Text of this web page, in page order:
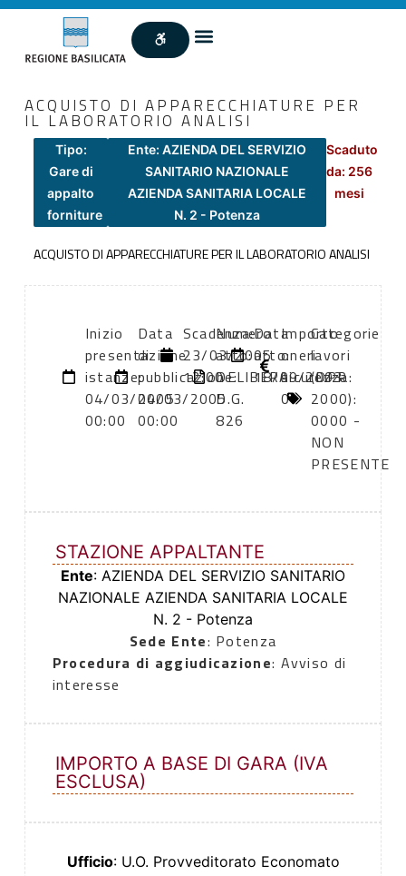
ACQUISTO DI APPARECCHIATURE PER
IL LABORATORIO ANALISI
Tipo:
Gare di
appalto
forniture
Ente: AZIENDA DEL SERVIZIO
SANITARIO NAZIONALE
AZIENDA SANITARIA LOCALE
N. 2 - Potenza
Scaduto
da: 256
mesi
ACQUISTO DI APPARECCHIATURE PER IL LABORATORIO ANALISI
Inizio
presentazione
istanze:
04/03/2005
00:00
Data
di
pubblicazione:
04/03/2005
00:00
Scadenza:
23/03/2005
12:00
Numero
atto:
DELIBERA
D.G.
826
Data
atto:
18/09/2003
Importo
oneri
sicurezza:
0
Categorie
lavori
(DPR
2000):
0000 -
NON
PRESENTE
STAZIONE APPALTANTE
Ente: AZIENDA DEL SERVIZIO SANITARIO
NAZIONALE AZIENDA SANITARIA LOCALE
N. 2 - Potenza
Sede Ente: Potenza
Procedura di aggiudicazione: Avviso di
interesse
IMPORTO A BASE DI GARA (IVA
ESCLUSA)
Ufficio: U.O. Provveditorato Economato